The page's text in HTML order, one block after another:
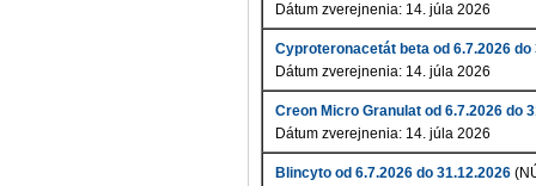
Dátum zverejnenia: 14. júla 2026
Cyproteronacetát beta od 6.7.2026 do
Dátum zverejnenia: 14. júla 2026
Creon Micro Granulat od 6.7.2026 do
Dátum zverejnenia: 14. júla 2026
Blincyto od 6.7.2026 do 31.12.2026